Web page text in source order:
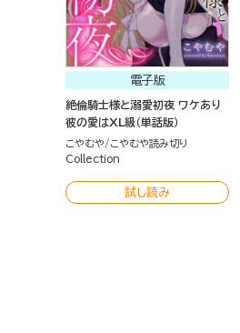
電子版
絶倫騎士様と溺愛初夜 ワケあり
彼の愛はXL級（単話版）
こやむや
こやむや読み切り
Collection
試し読み